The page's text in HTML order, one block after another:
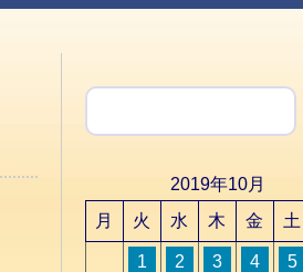
検索
2019年10月
月
火 水 木 金 土
1 2 3 4 5